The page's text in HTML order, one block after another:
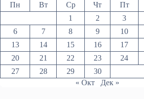
Пн Вт Ср Чт Пт
1
2 3
6
7 8 9 10
13
14 15 16 17
20
21 22 23 24
27
28 29
30
« Окт
Дек »